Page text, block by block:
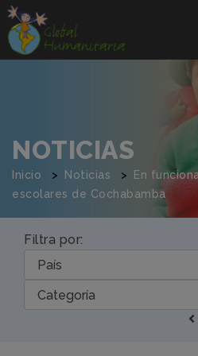
NOTICIAS
Inicio Noticias
En
escolares de Cochabamba
Filtra por: